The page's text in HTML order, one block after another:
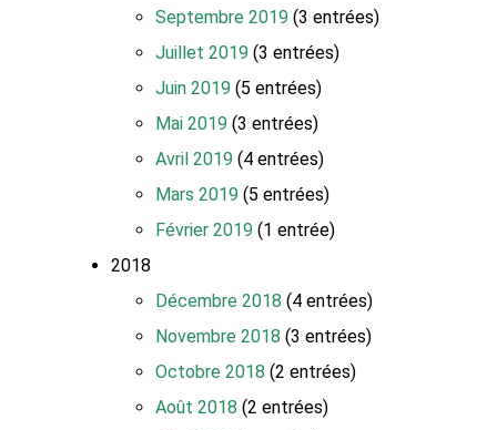
Septembre 2019 (3 entrées)
Juillet 2019 (3 entrées)
Juin 2019 (5 entrées)
Mai 2019 (3 entrées)
Avril 2019 (4 entrées)
Mars 2019 (5 entrées)
Février 2019 (1 entrée)
2018
Décembre 2018 (4 entrées)
Novembre 2018 (3 entrées)
Octobre 2018 (2 entrées)
Août 2018 (2 entrées)